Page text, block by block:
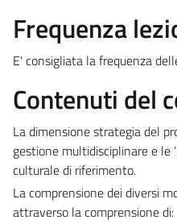
Frequenza
E' consigliata la frequenza
Contenuti del
La dimensione strategia del
gestione multidisciplinare e le ‘
culturale di riferimento.
La comprensione dei diversi
attraverso la comprensione di: